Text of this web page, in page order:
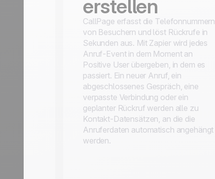
erstellen
CallPage erfasst die Telefonnummern
von Besuchern und löst Rückrufe in
Sekunden aus. Mit Zapier wird jedes
Anruf-Event in dem Moment an
Positive User übergeben, in dem es
passiert. Ein neuer Anruf, ein
abgeschlossenes Gespräch, eine
verpasste Verbindung oder ein
geplanter Rückruf werden alle zu
Kontakt-Datensätzen, an die die
Anruferdaten automatisch angehängt
werden.